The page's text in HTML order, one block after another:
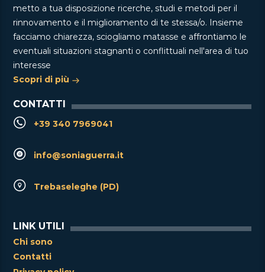
metto a tua disposizione ricerche, studi e metodi per il
rinnovamento e il miglioramento di te stessa/o. Insieme
facciamo chiarezza, sciogliamo matasse e affrontiamo le
eventuali situazioni stagnanti o conflittuali nell'area di tuo
interesse
Scopri di più
CONTATTI
+39 340 7969041
info@soniaguerra.it
Trebaseleghe (PD)
LINK UTILI
Chi sono
Contatti